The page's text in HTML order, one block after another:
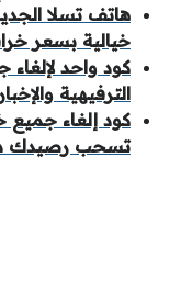
خيالية بسعر
الترفيهية
تسحب رصيدك